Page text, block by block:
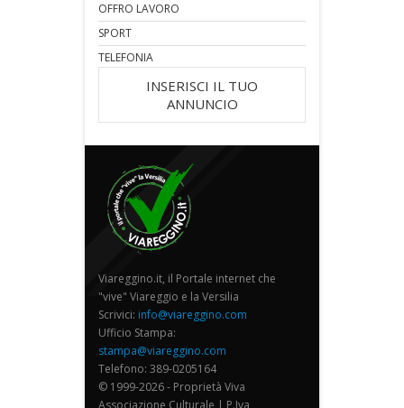
OFFRO LAVORO
SPORT
TELEFONIA
INSERISCI IL TUO
ANNUNCIO
Viareggino.it, il Portale internet che
"vive" Viareggio e la Versilia
Scrivici: info@viareggino.com
Ufficio Stampa:
stampa@viareggino.com
Telefono: 389-0205164
© 1999-2026 - Proprietà Viva
Associazione Culturale | P.Iva